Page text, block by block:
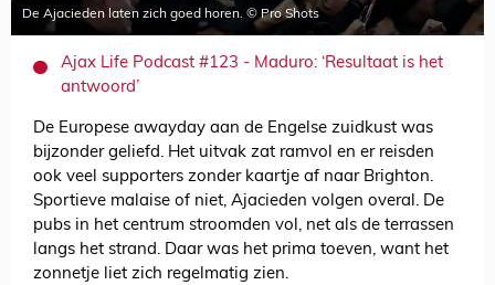
De Ajacieden laten zich goed horen. © Pro Shots
Ajax Life Podcast #123 - Maduro: ‘Resultaat is het
antwoord’
De Europese awayday aan de Engelse zuidkust was
bijzonder geliefd. Het uitvak zat ramvol en er reisden
ook veel supporters zonder kaartje af naar Brighton.
Sportieve malaise of niet, Ajacieden volgen overal. De
pubs in het centrum stroomden vol, net als de terrassen
langs het strand. Daar was het prima toeven, want het
zonnetje liet zich regelmatig zien.